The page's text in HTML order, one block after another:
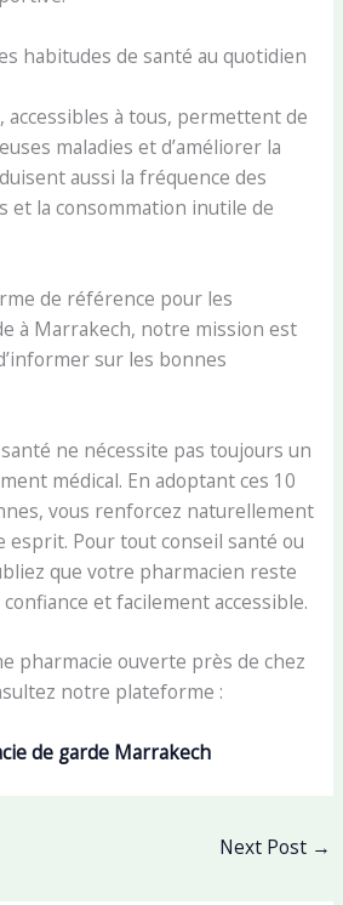
habitudes de santé au quotidien
accessibles à tous, permettent de
maladies et d’améliorer la
aussi la fréquence des
et la consommation inutile de
de référence pour les
à Marrakech, notre mission est
sur les bonnes
ne nécessite pas toujours un
médical. En adoptant ces 10
vous renforcez naturellement
Pour tout conseil santé ou
que votre pharmacien reste
et facilement accessible.
pharmacie ouverte près de chez
notre plateforme :
de garde Marrakech
Next Post →